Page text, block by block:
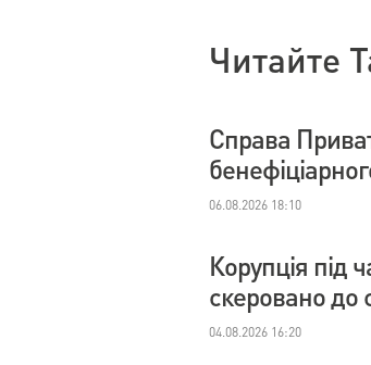
Читайте
Справа
06.08.2026 18:10
Корупція під
скеровано до
04.08.2026 16:20